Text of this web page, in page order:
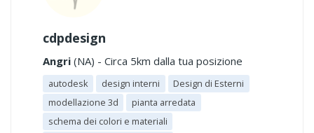
cdpdesign
Angri (NA) - Circa 5km dalla tua posizione
autodesk design interni
Design di Esterni
modellazione 3d
pianta arredata
schema dei colori e materiali